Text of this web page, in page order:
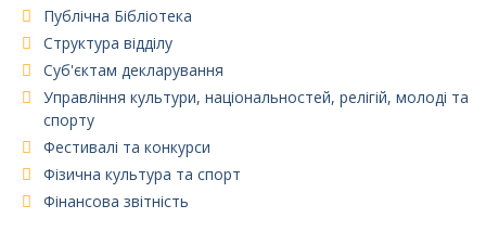
Публічна Бібліотека
Структура відділу
Суб'єктам декларування
Управління культури, національностей, релігій, молоді та
спорту
Фестивалі та конкурси
Фізична культура та спорт
Фінансова звітність